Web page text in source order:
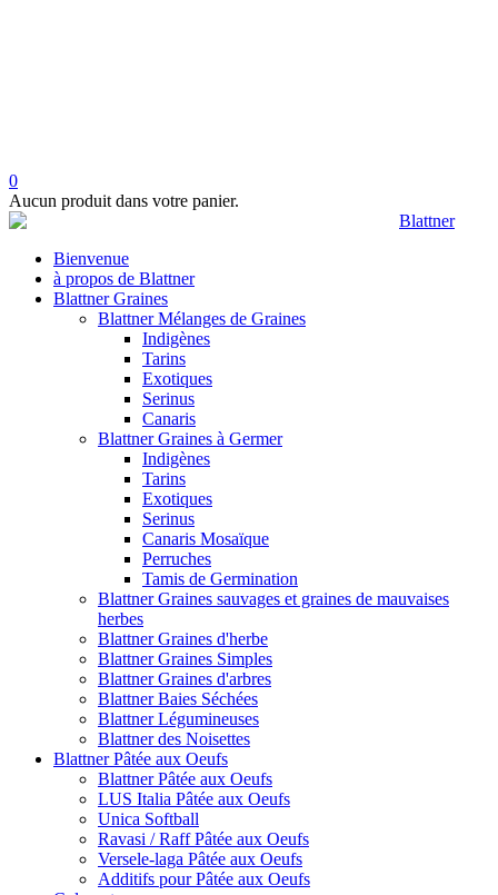
0
Aucun produit dans votre panier.
Bienvenue
à propos de Blattner
Blattner Graines
Blattner Mélanges de Graines
Indigènes
Tarins
Exotiques
Serinus
Canaris
Blattner Graines à Germer
Indigènes
Tarins
Exotiques
Serinus
Canaris Mosaïque
Perruches
Tamis de Germination
Blattner Graines sauvages et graines de mauvaises
herbes
Blattner Graines d'herbe
Blattner Graines Simples
Blattner Graines d'arbres
Blattner Baies Séchées
Blattner Légumineuses
Blattner des Noisettes
Blattner Pâtée aux Oeufs
Blattner Pâtée aux Oeufs
LUS Italia Pâtée aux Oeufs
Unica Softball
Ravasi / Raff Pâtée aux Oeufs
Versele-laga Pâtée aux Oeufs
Additifs pour Pâtée aux Oeufs